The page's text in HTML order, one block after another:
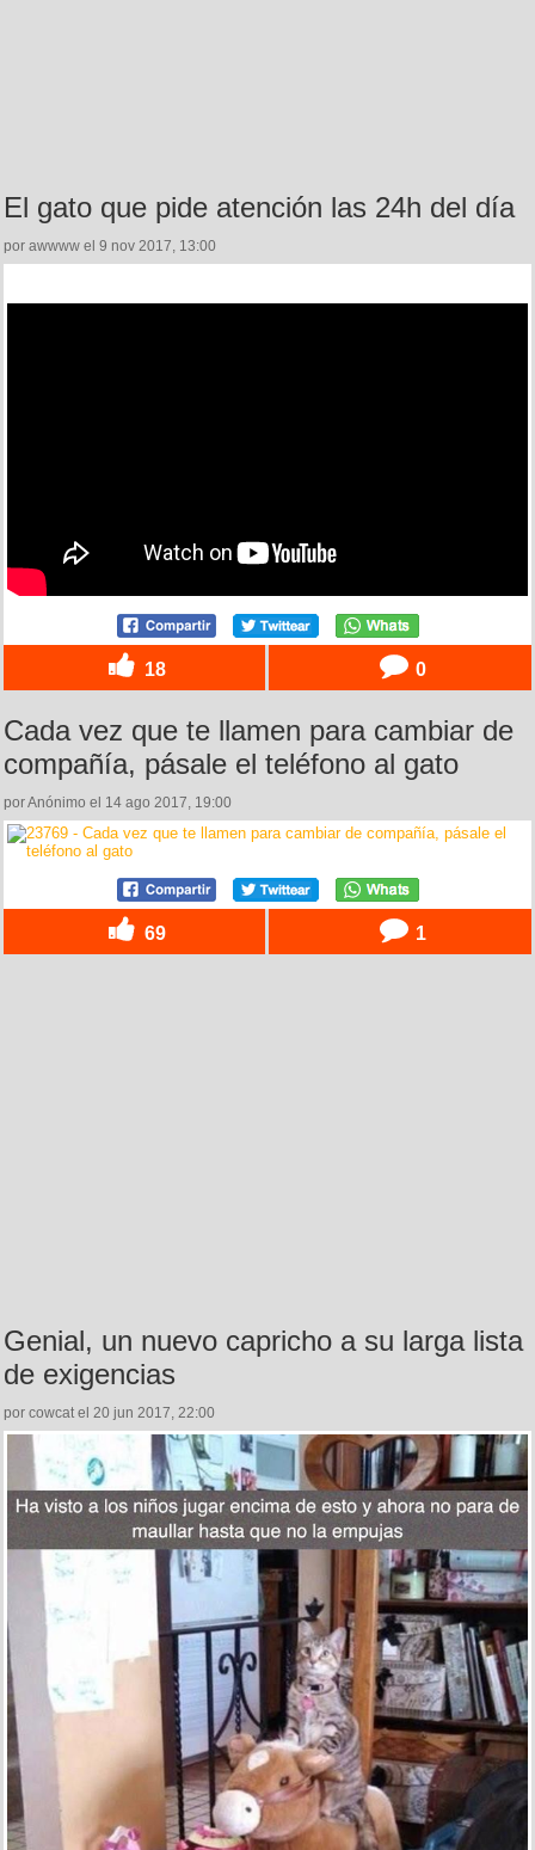
El gato que pide atención las 24h del día
por awwww el 9 nov 2017, 13:00
18 0
Cada vez que te llamen para cambiar de
compañía, pásale el teléfono al gato
por Anónimo el 14 ago 2017, 19:00
69 1
Genial, un nuevo capricho a su larga lista
de exigencias
por cowcat el 20 jun 2017, 22:00